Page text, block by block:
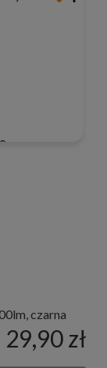
czarna
29,90 zł